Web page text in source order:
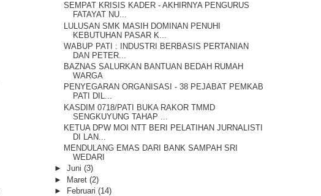
SEMPAT KRISIS KADER - AKHIRNYA PENGURUS
FATAYAT NU...
LULUSAN SMK MASIH DOMINAN PENUHI
KEBUTUHAN PASAR K...
WABUP PATI : INDUSTRI BERBASIS PERTANIAN
DAN PETER...
BAZNAS SALURKAN BANTUAN BEDAH RUMAH
WARGA
PENYEGARAN ORGANISASI - 38 PEJABAT PEMKAB
PATI DIL...
KASDIM 0718/PATI BUKA RAKOR TMMD
SENGKUYUNG TAHAP ...
KETUA DPW MOI NTT BERI PELATIHAN JURNALISTI
DI LAN...
MENDULANG EMAS DARI BANK SAMPAH SRI
WEDARI
► Juni (3)
► Maret (2)
►
Februari (14)